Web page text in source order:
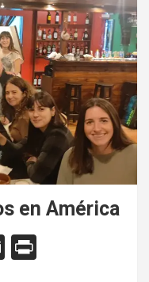
en América
E